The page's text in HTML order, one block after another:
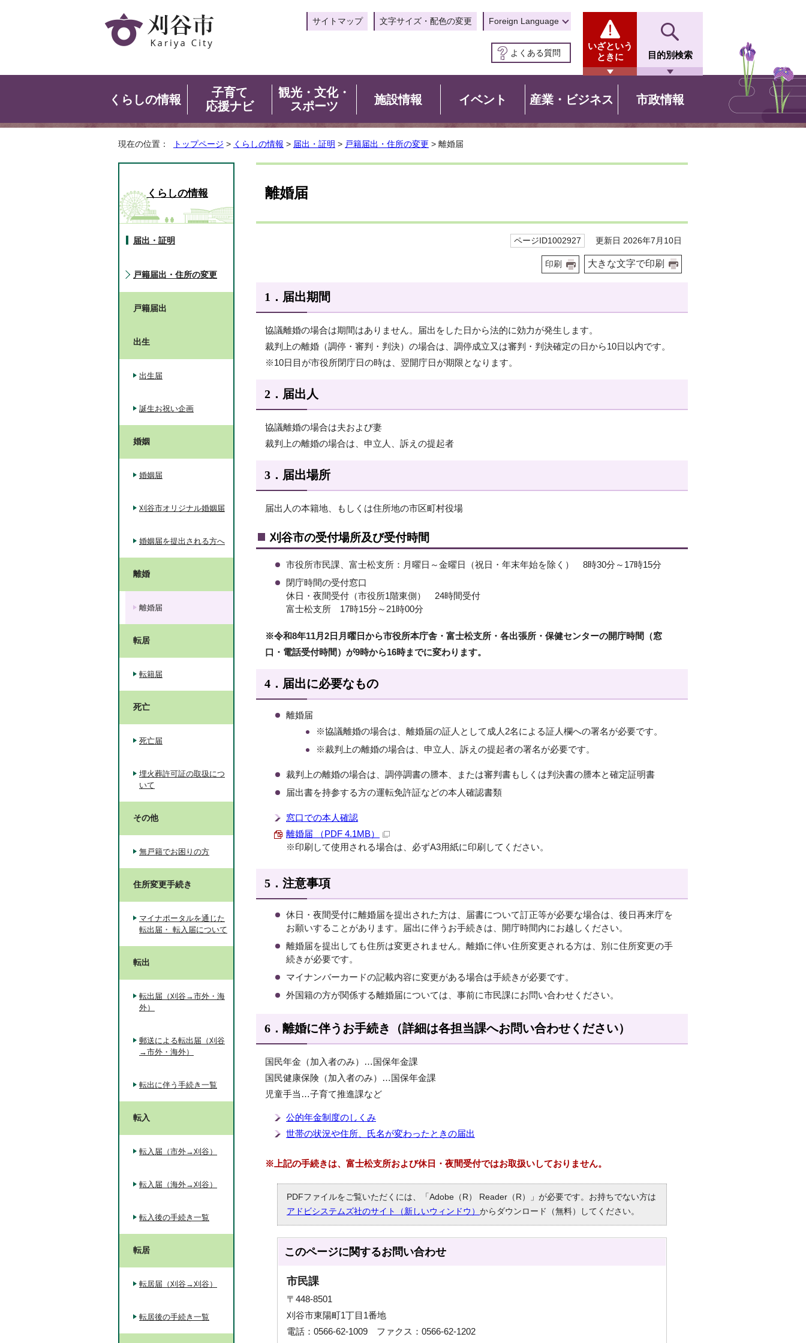
サイトマップ 文字サイズ・配色の変更 Foreign Language
よくある質問
いざという
ときに
目的別検索
くらしの情報
子育て
応援ナビ
観光・文化・
スポーツ
施設情報 イベント 産業・ビジネス 市政情報
現在の位置： トップページ > くらしの情報 > 届出・証明 > 戸籍届出・住所の変更 > 離婚届
離婚届
ページID1002927 更新日 2026年7月10日
印刷 大きな文字で印刷
1．届出期間
協議離婚の場合は期間はありません。届出をした日から法的に効力が発生します。
裁判上の離婚（調停・審判・判決）の場合は、調停成立又は審判・判決確定の日から10日以内です。
※10日目が市役所閉庁日の時は、翌開庁日が期限となります。
2．届出人
協議離婚の場合は夫および妻
裁判上の離婚の場合は、申立人、訴えの提起者
3．届出場所
届出人の本籍地、もしくは住所地の市区町村役場
刈谷市の受付場所及び受付時間
市役所市民課、富士松支所：月曜日～金曜日（祝日・年末年始を除く） 8時30分～17時15分
閉庁時間の受付窓口
休日・夜間受付（市役所1階東側） 24時間受付
富士松支所 17時15分～21時00分
※令和8年11月2日月曜日から市役所本庁舎・富士松支所・各出張所・保健センターの開庁時間（窓
口・電話受付時間）が9時から16時までに変わります。
4．届出に必要なもの
離婚届
※協議離婚の場合は、離婚届の証人として成人2名による証人欄への署名が必要です。
※裁判上の離婚の場合は、申立人、訴えの提起者の署名が必要です。
裁判上の離婚の場合は、調停調書の謄本、または審判書もしくは判決書の謄本と確定証明書
届出書を持参する方の運転免許証などの本人確認書類
窓口での本人確認
離婚届 （PDF 4.1MB）
※印刷して使用される場合は、必ずA3用紙に印刷してください。
5．注意事項
休日・夜間受付に離婚届を提出された方は、届書について訂正等が必要な場合は、後日再来庁を
お願いすることがあります。届出に伴うお手続きは、開庁時間内にお越しください。
離婚届を提出しても住所は変更されません。離婚に伴い住所変更される方は、別に住所変更の手
続きが必要です。
マイナンバーカードの記載内容に変更がある場合は手続きが必要です。
外国籍の方が関係する離婚届については、事前に市民課にお問い合わせください。
6．離婚に伴うお手続き（詳細は各担当課へお問い合わせください）
国民年金（加入者のみ）…国保年金課
国民健康保険（加入者のみ）…国保年金課
児童手当…子育て推進課など
公的年金制度のしくみ
世帯の状況や住所、氏名が変わったときの届出
※上記の手続きは、富士松支所および休日・夜間受付ではお取扱いしておりません。
PDFファイルをご覧いただくには、「Adobe（R） Reader（R）」が必要です。お持ちでない方は
アドビシステムズ社のサイト（新しいウィンドウ） からダウンロード（無料）してください。
このページに関するお問い合わせ
市民課
〒448-8501
刈谷市東陽町1丁目1番地
電話：0566-62-1009 ファクス：0566-62-1202
くらしの情報
届出・証明
戸籍届出・住所の変更
戸籍届出
出生
出生届
誕生お祝い企画
婚姻
婚姻届
刈谷市オリジナル婚姻届
婚姻届を提出される方へ
離婚
離婚届
転居
転籍届
死亡
死亡届
埋火葬許可証の取扱につ
いて
その他
無戸籍でお困りの方
住所変更手続き
マイナポータルを通じた
転出届・ 転入届について
転出
転出届（刈谷→市外・海
外）
郵送による転出届（刈谷
→市外・海外）
転出に伴う手続き一覧
転入
転入届（市外→刈谷）
転入届（海外→刈谷）
転入後の手続き一覧
転居
転居届（刈谷→刈谷）
転居後の手続き一覧